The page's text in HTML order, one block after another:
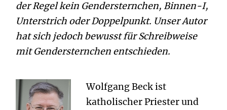
der Regel kein Gendersternchen, Binnen-I,
Unterstrich oder Doppelpunkt. Unser Autor
hat sich jedoch bewusst für Schreibweise
mit Gendersternchen entschieden.
Wolfgang Beck ist
katholischer Priester und